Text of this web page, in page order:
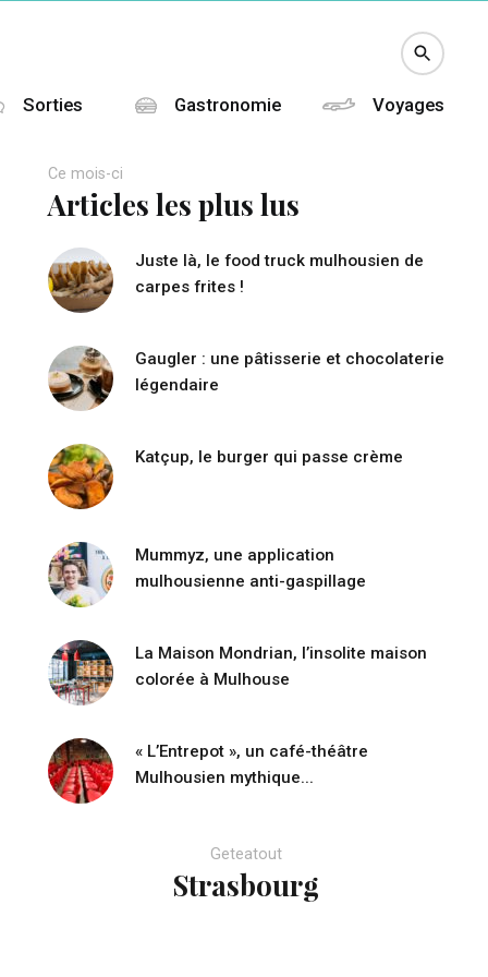
Sorties Gastronomie Voyages
Ce mois-ci
Articles les plus lus
Juste là, le food truck mulhousien de
carpes frites !
Gaugler : une pâtisserie et chocolaterie
légendaire
Katçup, le burger qui passe crème
Mummyz, une application
mulhousienne anti-gaspillage
La Maison Mondrian, l’insolite maison
colorée à Mulhouse
« L’Entrepot », un café-théâtre
Mulhousien mythique...
Geteatout
Strasbourg